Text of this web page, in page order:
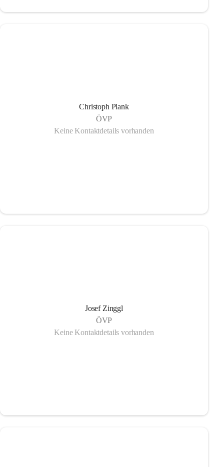
Christoph Plank
ÖVP
Keine Kontaktdetails vorhanden
Josef Zinggl
ÖVP
Keine Kontaktdetails vorhanden